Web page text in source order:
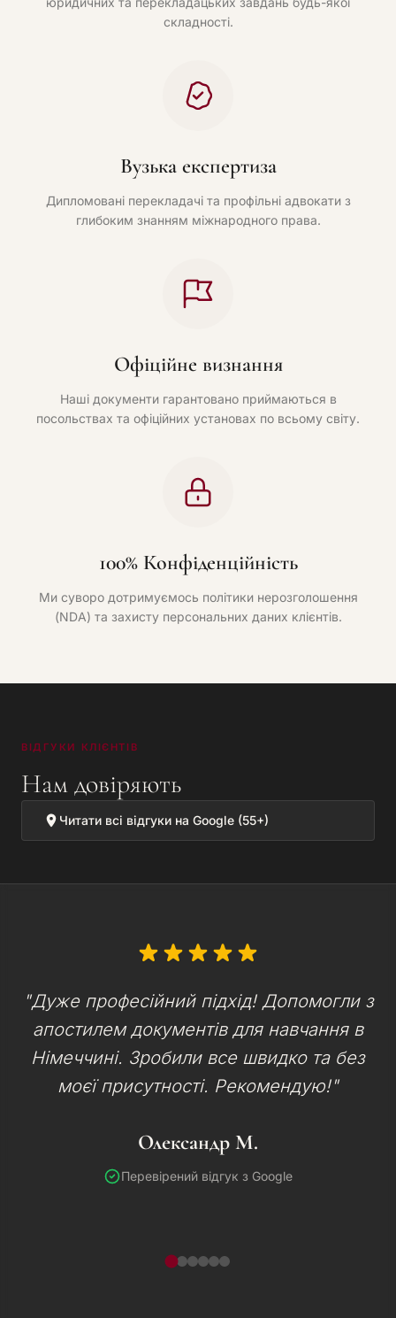
складності.
Вузька експертиза
Дипломовані перекладачі та профільні адвокати з
глибоким знанням міжнародного права.
Офіційне визнання
Наші документи гарантовано приймаються в
посольствах та офіційних установах по всьому світу.
100% Конфіденційність
Ми суворо дотримуємось політики нерозголошення
(NDA) та захисту персональних даних клієнтів.
ВІДГУКИ КЛІЄНТІВ
Нам довіряють
Читати всі відгуки на Google (55+)
"Дуже професійний підхід! Допомогли з
апостилем документів для навчання в
Німеччині. Зробили все швидко та без
моєї присутності. Рекомендую!"
Олександр М.
Перевірений відгук з Google